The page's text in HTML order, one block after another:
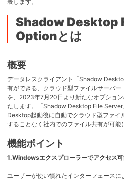
表します。
Shadow Desktop
Optionとは
概要
データレスクライアント「Shadow
有ができる、クラウド型ファイルサーバー
を、 2023年7月20日より 新たなオプショ
たします。「Shadow Desktop File Server
Desktop起動後に自動でクラウド型ファイ
することなく社内でのファイル共有が可能
機能ポイント
1.Windowsエクスプローラーでアクセス
ユーザーが使い慣れたインターフェースに